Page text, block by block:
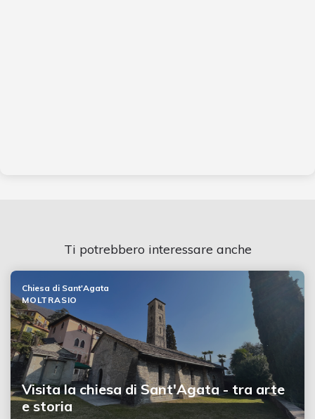
Ti potrebbero interessare anche
Visita la chiesa di Sant'Agata - tra arte
e storia
Chiesa di Sant'Agata
MOLTRASIO